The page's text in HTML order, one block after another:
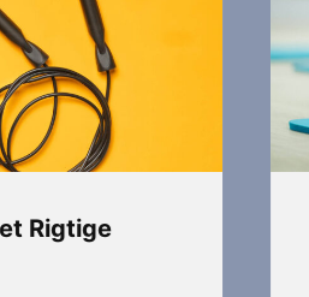
Rigtige